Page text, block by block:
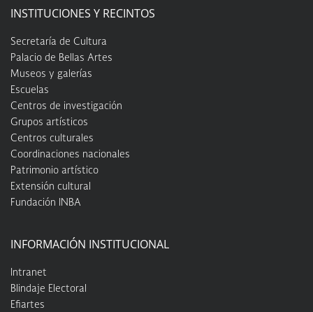
INSTITUCIONES Y RECINTOS
Secretaría de Cultura
Palacio de Bellas Artes
Museos y galerías
Escuelas
Centros de investigación
Grupos artísticos
Centros culturales
Coordinaciones nacionales
Patrimonio artístico
Extensión cultural
Fundación INBA
INFORMACIÓN INSTITUCIONAL
Intranet
Blindaje Electoral
Efiartes